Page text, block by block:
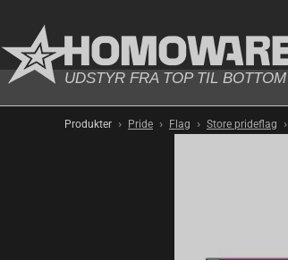
UDSTYR FRA TOP TIL BOTTOM
Produkter › Pride › Flag › Store prideflag ›